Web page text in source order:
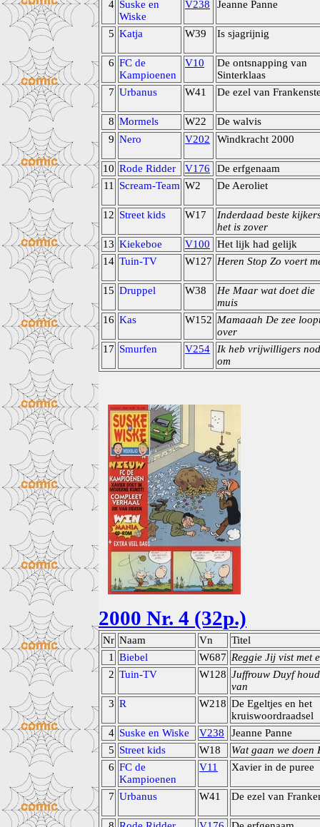
4 Suske en
Wiske
V238 Jeanne Panne
5 Katja W39 Is sjagrijnig
6 FC de
Kampioenen
V10
De ontsnapping van
Sinterklaas
7 Urbanus W41 De ezel van
8 Mormels W22
De walvis
9 Nero V202 Windkracht 2000
10 Rode Ridder V176
De erfgenaam
11
Scream-Team W2 De Aeroliet
12 Street kids W17
Inderdaad beste
het is zover
13 Kiekeboe V100
Het lijk had gelijk
14 Tuin-TV W127 Heren Stop Zo voert
15 Druppel W38
He Maar wat doet die
muis
16 Kas W152 Mamaaah De zee
over
17 Smurfen V254
Ik heb vrijwilligers
om
2000 Nr. 4 (32p.)
Nr Naam Vn
Titel
1
Biebel W687 Reggie Jij vist met
2 Tuin-TV W128 Juffrouw Duyf
van
3 R W218 De Egeltjes en het
kruiswoordraadsel
4 Suske en Wiske V238
Jeanne Panne
5 Street kids W18
Wat gaan we doen
6 FC de
Kampioenen
V11 Xavier in de puree
7 Urbanus W41 De ezel van